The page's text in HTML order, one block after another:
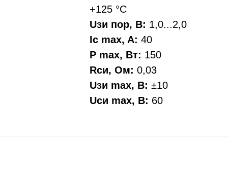
+125 °С
Uзи пор, В: 1,0...2,0
Ic max, A: 40
P max, Вт: 150
Rси, Oм: 0,03
Uзи max, В: ±10
Uси max, В: 60